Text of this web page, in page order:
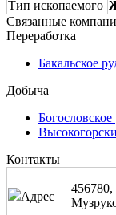
Тип ископаемого
Связанные
Переработка
Бакальское
Добыча
Контакты
Адрес
456780,